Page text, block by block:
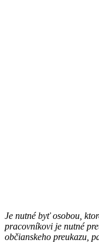
Je nutné byť osobou,
pracovníkovi je nutné
občianskeho preukazu,